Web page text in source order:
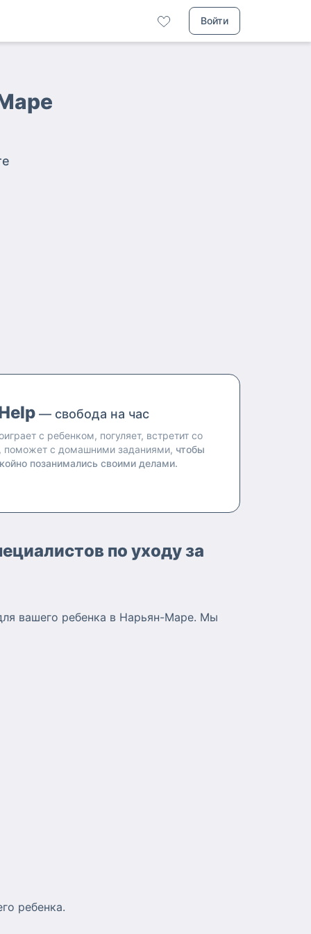
Войти
— свобода на час
с ребенком, погуляет, встретит со
поможет с домашними заданиями, чтобы
позанимались своими делами.
по уходу за
вашего ребенка в Нарьян-Маре. Мы
ребенка.